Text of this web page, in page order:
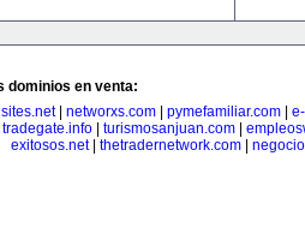
dominios en venta:
| networxs.com| pymefamiliar.com|
tradegate.info| turismosanjuan.com|
exitosos.net| thetradernetwork.com|